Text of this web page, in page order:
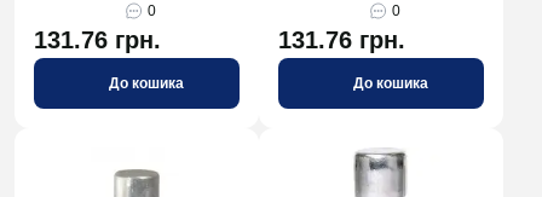
0
131.76 грн.
До кошика
0
131.76 грн.
До кошика